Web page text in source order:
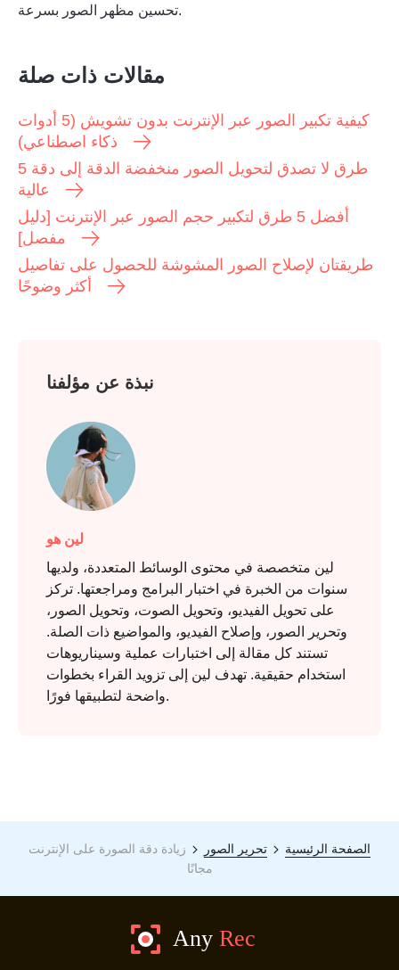
تحسين مظهر الصور بسرعة.
مقالات ذات صلة
كيفية تكبير الصور عبر الإنترنت بدون تشويش (5 أدوات
ذكاء اصطناعي)
5 طرق لا تصدق لتحويل الصور منخفضة الدقة إلى دقة
عالية
أفضل 5 طرق لتكبير حجم الصور عبر الإنترنت [دليل
مفصل]
طريقتان لإصلاح الصور المشوشة للحصول على تفاصيل
أكثر وضوحًا
نبذة عن مؤلفنا
لين هو
لين متخصصة في محتوى الوسائط المتعددة، ولديها
سنوات من الخبرة في اختبار البرامج ومراجعتها. تركز
على تحويل الفيديو، وتحويل الصوت، وتحويل الصور،
وتحرير الصور، وإصلاح الفيديو، والمواضيع ذات الصلة.
تستند كل مقالة إلى اختبارات عملية وسيناريوهات
استخدام حقيقية. تهدف لين إلى تزويد القراء بخطوات
واضحة لتطبيقها فورًا.
الصفحة الرئيسية تحرير الصور
زيادة دقة الصورة على الإنترنت
مجانًا